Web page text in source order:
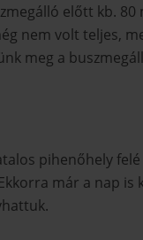
előtt kb.
nem volt teljes,
meg a
pihenőhely
már a nap